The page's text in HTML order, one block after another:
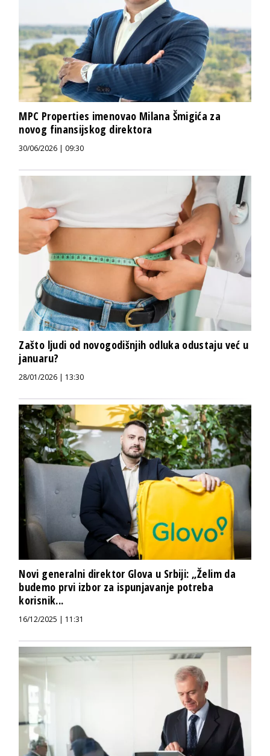
MPC Properties imenovao Milana Šmigića za
novog finansijskog direktora
30/06/2026 | 09:30
Zašto ljudi od novogodišnjih odluka odustaju već u
januaru?
28/01/2026 | 13:30
Novi generalni direktor Glova u Srbiji: „Želim da
budemo prvi izbor za ispunjavanje potreba
korisnik...
16/12/2025 | 11:31